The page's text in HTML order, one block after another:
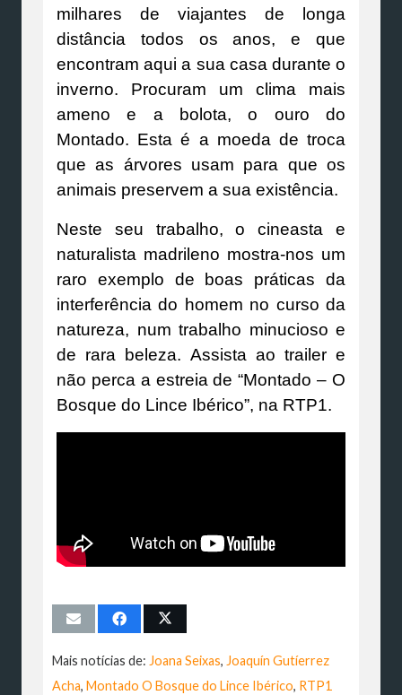
milhares de viajantes de longa
distância todos os anos, e que
encontram aqui a sua casa durante o
inverno. Procuram um clima mais
ameno e a bolota, o ouro do
Montado. Esta é a moeda de troca
que as árvores usam para que os
animais preservem a sua existência.
Neste seu trabalho, o cineasta e
naturalista madrileno mostra-nos um
raro exemplo de boas práticas da
interferência do homem no curso da
natureza, num trabalho minucioso e
de rara beleza. Assista ao trailer e
não perca a estreia de “Montado – O
Bosque do Lince Ibérico”, na RTP1.
Mais notícias de: Joana Seixas, Joaquín Gutíerrez
Acha, Montado O Bosque do Lince Ibérico, RTP1